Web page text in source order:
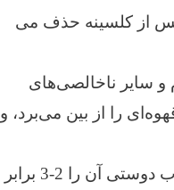
پس از کلسینه حذف می
و سایر ناخالصی‌های
را از بین می‌برد، و
5. بهبود آب دوستی: درمان کلسینه می تواند به طور قابل توجهی آب دوستی آلومینا ذوب شده قهوه ای را بهبود بخشد، آب دوستی آن را 2-3 برابر